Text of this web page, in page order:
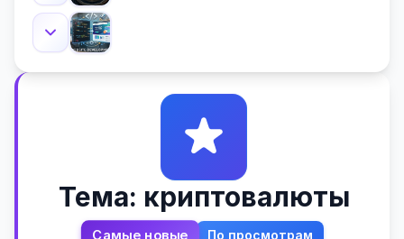
Тема: криптовалюты
Самые новые
По просмотрам